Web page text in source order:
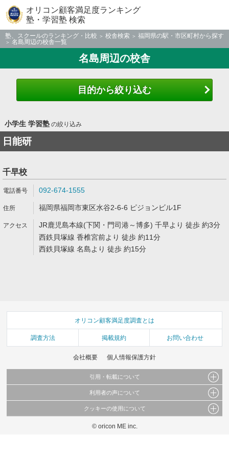
オリコン顧客満足度ランキング
塾・学習塾 検索
塾、スクールのランキング・比較 校舎検索
福岡県の駅・市区町村から探す
名島周辺の校舎一覧
名島周辺の校舎
目的から絞り込む
小学生 学習塾の絞り込み
日能研
千早校
092-674-1555
福岡県福岡市東区水谷2-6-6 ピジョンビル1F
JR鹿児島本線(下関・門司港～博多) 千早より 徒歩 約3分
西鉄貝塚線 香椎宮前より 徒歩 約11分
西鉄貝塚線 名島より 徒歩 約15分
オリコン顧客満足度調査とは
調査方法 掲載規約 お問い合わせ
会社概要 個人情報保護方針
引用・転載について
当サイトで公開されている情報（文字、写真、イラスト、画像データ等）及びこれらの配
これらの情報を権利者の許可なく無断転載・複製などの二次利用を行うことは固く禁じて
利用者の声について
当サイトに掲載している内容はすべてサービスの利用者が提出された見解・感想です。
弊社の見解・ 意見ではないことをご理解いただいた上でご覧ください。
クッキーの使用について
このサイトでは Cookie を使用して、ユーザーに合わせたコンテンツや広告の表示、ソー
© oricon ME inc.